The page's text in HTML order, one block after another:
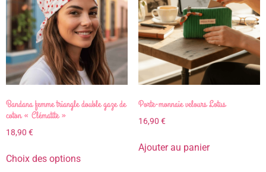
Bandana femme triangle double gaze de
coton « Clématite »
18,90 €
Choix des options
Porte-monnaie velours Lotus
16,90 €
Ajouter au panier